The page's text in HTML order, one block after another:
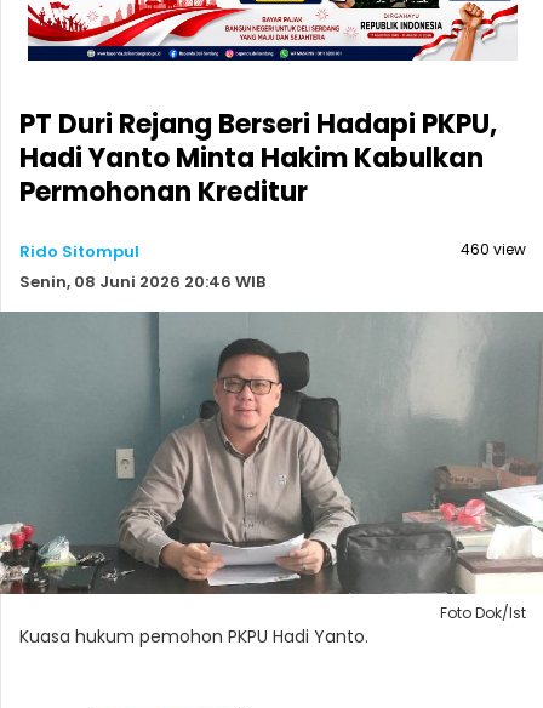
PT Duri Rejang Berseri Hadapi PKPU,
Hadi Yanto Minta Hakim Kabulkan
Permohonan Kreditur
Rido Sitompul
Senin, 08 Juni 2026 20:46 WIB
460 view
Foto Dok/Ist
Kuasa hukum pemohon PKPU Hadi Yanto.